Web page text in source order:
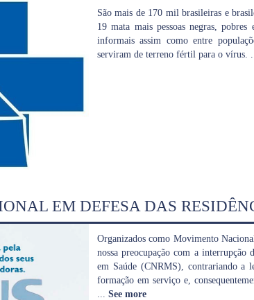
São mais de 170 mil brasileiras e
19 mata mais pessoas negras,
informais assim como entre
serviram de terreno fértil para o vírus.
EM DEFESA DAS
Organizados como Movimento
nossa preocupação com a
em Saúde (CNRMS), contrariando a
formação em serviço e,
See more